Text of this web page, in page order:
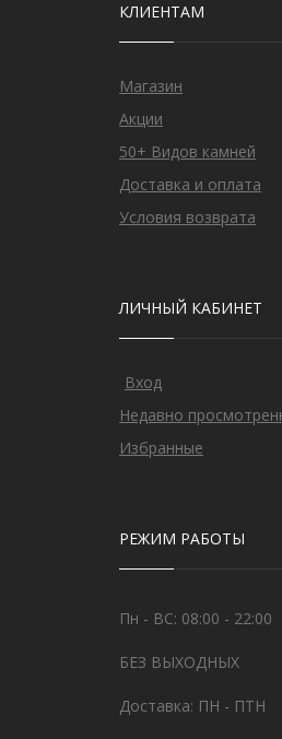
КЛИЕНТАМ
Магазин
Акции
50+ Видов камней
Доставка и оплата
Условия возврата
ЛИЧНЫЙ КАБИНЕТ
Вход
Недавно
Избранные
РЕЖИМ РАБОТЫ
Пн - ВС: 08:00 - 22:00
БЕЗ ВЫХОДНЫХ
Доставка: ПН - ПТН